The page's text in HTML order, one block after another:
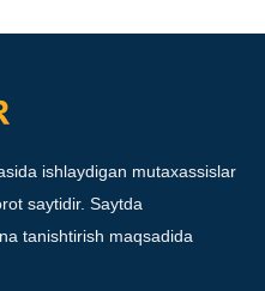
ishlaydigan mutaxassislar
saytidir. Saytda
tanishtirish maqsadida